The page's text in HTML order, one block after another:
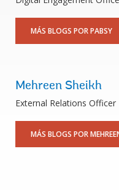
MÁS BLOGS POR PABSY
Mehreen Sheikh
External Relations Officer
MÁS BLOGS POR